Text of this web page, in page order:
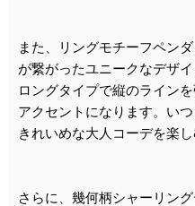
また、リングモチーフペン
が繋がったユニークなデザイ
ロングタイプで縦のライン
アクセントになります。い
きれいめな大人コーデを楽
さらに、幾何柄シャーリン